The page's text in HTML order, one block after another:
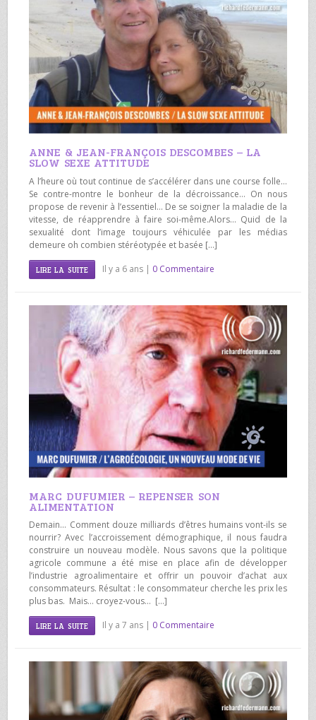
ANNE & JEAN-FRANÇOIS DESCOMBES – LA
SLOW SEXE ATTITUDE
A l’heure où tout continue de s’accélérer dans une course folle…
Se contre-montre le bonheur de la décroissance… On nous
propose de revenir à l’essentiel… De se soigner la maladie de la
vitesse, de réapprendre à faire soi-même.Alors… Quid de la
sexualité dont l’image toujours véhiculée par les médias
demeure oh combien stéréotypée et basée […]
LIRE LA SUITE Il y a 6 ans | 0 Commentaire
MARC DUFUMIER – REPENSER SON
ALIMENTATION
Demain… Comment douze milliards d’êtres humains vont-ils se
nourrir? Avec l’accroissement démographique, il nous faudra
construire un nouveau modèle. Nous savons que la politique
agricole commune a été mise en place afin de développer
l’industrie agroalimentaire et offrir un pouvoir d’achat aux
consommateurs. Résultat : le consommateur cherche les prix les
plus bas. Mais… croyez-vous… […]
LIRE LA SUITE Il y a 7 ans | 0 Commentaire